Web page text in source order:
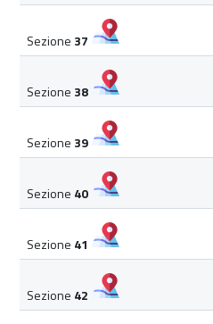
Sezione 37
Sezione 38
Sezione 39
Sezione 40
Sezione 41
Sezione 42